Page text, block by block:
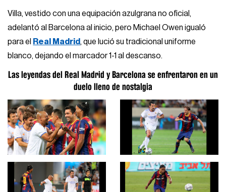
Villa, vestido con una equipación azulgrana no oficial,
adelantó al Barcelona al inicio, pero Michael Owen igualó
para el
Real Madrid , que lució su tradicional uniforme
blanco, dejando el marcador 1-1 al descanso.
Las leyendas del Real Madrid y Barcelona se enfrentaron en un
duelo lleno de nostalgia